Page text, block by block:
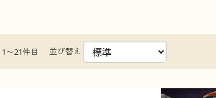
〜21件目 並び替え